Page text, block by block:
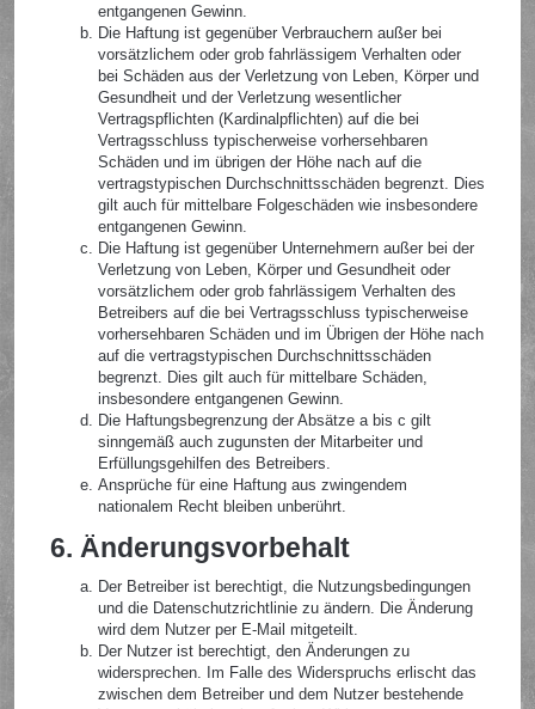
entgangenen Gewinn.
Die Haftung ist gegenüber Verbrauchern außer bei
vorsätzlichem oder grob fahrlässigem Verhalten oder
bei Schäden aus der Verletzung von Leben, Körper und
Gesundheit und der Verletzung wesentlicher
Vertragspflichten (Kardinalpflichten) auf die bei
Vertragsschluss typischerweise vorhersehbaren
Schäden und im übrigen der Höhe nach auf die
vertragstypischen Durchschnittsschäden begrenzt. Dies
gilt auch für mittelbare Folgeschäden wie insbesondere
entgangenen Gewinn.
Die Haftung ist gegenüber Unternehmern außer bei der
Verletzung von Leben, Körper und Gesundheit oder
vorsätzlichem oder grob fahrlässigem Verhalten des
Betreibers auf die bei Vertragsschluss typischerweise
vorhersehbaren Schäden und im Übrigen der Höhe nach
auf die vertragstypischen Durchschnittsschäden
begrenzt. Dies gilt auch für mittelbare Schäden,
insbesondere entgangenen Gewinn.
Die Haftungsbegrenzung der Absätze a bis c gilt
sinngemäß auch zugunsten der Mitarbeiter und
Erfüllungsgehilfen des Betreibers.
Ansprüche für eine Haftung aus zwingendem
nationalem Recht bleiben unberührt.
6. Änderungsvorbehalt
Der Betreiber ist berechtigt, die Nutzungsbedingungen
und die Datenschutzrichtlinie zu ändern. Die Änderung
wird dem Nutzer per E-Mail mitgeteilt.
Der Nutzer ist berechtigt, den Änderungen zu
widersprechen. Im Falle des Widerspruchs erlischt das
zwischen dem Betreiber und dem Nutzer bestehende